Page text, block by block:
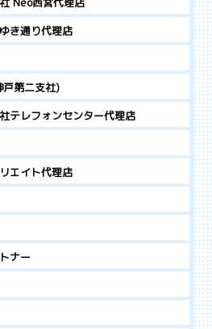
き通り代理店
戸第二支社)
テレフォンセンター代理店
エイト代理店
ナー